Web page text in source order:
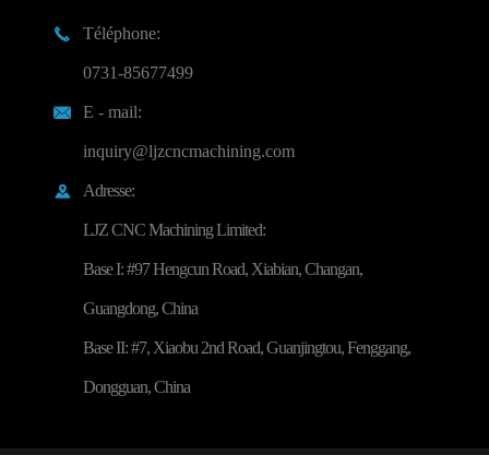

Téléphone:
0731-85677499

E - mail:
inquiry@ljzcncmachining.com

Adresse:
LJZ CNC Machining Limited:
Base I: #97 Hengcun Road, Xiabian, Changan,
Guangdong, China
Base II: #7, Xiaobu 2nd Road, Guanjingtou, Fenggang,
Dongguan, China